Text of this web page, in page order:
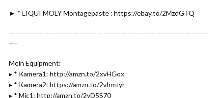
► * LIQUI MOLY Montagepaste : https://ebay.to/2MzdGTQ
——————————————————————————————————
—-
Mein Equipment:
▸ * Kamera1: http://amzn.to/2xvHGox
▸ * Kamera2: https://amzn.to/2vhmtyr
▸ * Mic1: http://amzn.to/2vD5S70